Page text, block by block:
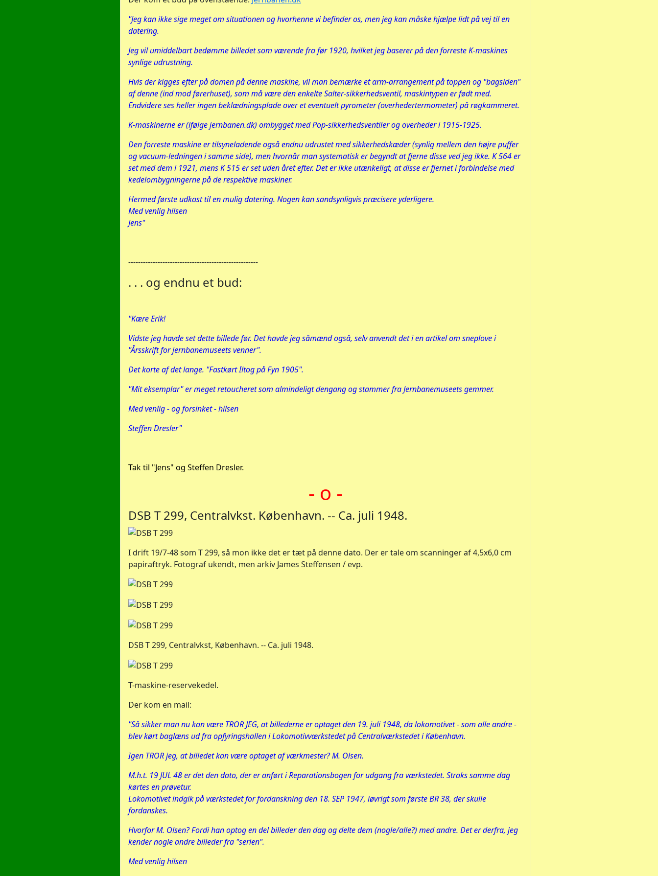
"Jeg kan ikke sige meget om situationen og hvorhenne vi befinder os, men jeg kan måske hjælpe lidt på vej til en
datering.
Jeg vil umiddelbart bedømme billedet som værende fra før 1920, hvilket jeg baserer på den forreste K-maskines
synlige udrustning.
Hvis der kigges efter på domen på denne maskine, vil man bemærke et arm-arrangement på toppen og "bagsiden"
af denne (ind mod førerhuset), som må være den enkelte Salter-sikkerhedsventil, maskintypen er født med.
Endvidere ses heller ingen beklædningsplade over et eventuelt pyrometer (overhedertermometer) på røgkammeret.
K-maskinerne er (ifølge jernbanen.dk) ombygget med Pop-sikkerhedsventiler og overheder i 1915-1925.
Den forreste maskine er tilsyneladende også endnu udrustet med sikkerhedskæder (synlig mellem den højre puffer
og vacuum-ledningen i samme side), men hvornår man systematisk er begyndt at fjerne disse ved jeg ikke. K 564 er
set med dem i 1921, mens K 515 er set uden året efter. Det er ikke utænkeligt, at disse er fjernet i forbindelse med
kedelombygningerne på de respektive maskiner.
Hermed første udkast til en mulig datering. Nogen kan sandsynligvis præcisere yderligere.
Med venlig hilsen
Jens"
-----------------------------------------------------
. . . og endnu et bud:
"Kære Erik!
Vidste jeg havde set dette billede før. Det havde jeg såmænd også, selv anvendt det i en artikel om sneplove i
"Årsskrift for jernbanemuseets venner".
Det korte af det lange. "Fastkørt Iltog på Fyn 1905".
"Mit eksemplar" er meget retoucheret som almindeligt dengang og stammer fra Jernbanemuseets gemmer.
Med venlig - og forsinket - hilsen
Steffen Dresler"
Tak til "Jens" og Steffen Dresler.
- o -
DSB T 299, Centralvkst. København. -- Ca. juli 1948.
I drift 19/7-48 som T 299, så mon ikke det er tæt på denne dato. Der er tale om scanninger af 4,5x6,0 cm
papiraftryk. Fotograf ukendt, men arkiv James Steffensen / evp.
DSB T 299, Centralvkst, København. -- Ca. juli 1948.
T-maskine-reservekedel.
Der kom en mail:
"Så sikker man nu kan være TROR JEG, at billederne er optaget den 19. juli 1948, da lokomotivet - som alle andre -
blev kørt baglæns ud fra opfyringshallen i Lokomotivværkstedet på Centralværkstedet i København.
Igen TROR jeg, at billedet kan være optaget af værkmester? M. Olsen.
M.h.t. 19 JUL 48 er det den dato, der er anført i Reparationsbogen for udgang fra værkstedet. Straks samme dag
kørtes en prøvetur.
Lokomotivet indgik på værkstedet for fordanskning den 18. SEP 1947, iøvrigt som første BR 38, der skulle
fordanskes.
Hvorfor M. Olsen? Fordi han optog en del billeder den dag og delte dem (nogle/alle?) med andre. Det er derfra, jeg
kender nogle andre billeder fra "serien".
Med venlig hilsen